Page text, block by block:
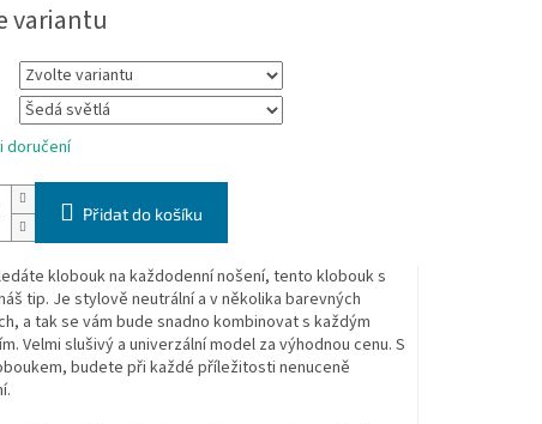
variantu
doručení
Přidat do košíku
klobouk na každodenní nošení, tento klobouk s
tip. Je stylově neutrální a v několika barevných
a tak se vám bude snadno kombinovat s každým
Velmi slušivý a univerzální model za výhodnou cenu. S
budete při každé příležitosti nenuceně